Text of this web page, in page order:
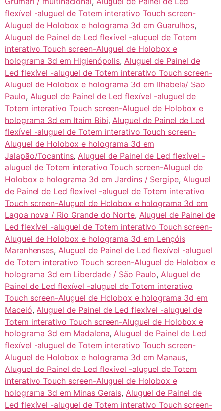
flexível -aluguel de Totem interativo Touch screen-
Aluguel de Holobox e holograma 3d em Guarulhos,
Aluguel de Painel de Led flexível -aluguel de Totem
interativo Touch screen-Aluguel de Holobox e
holograma 3d em Higienópolis, Aluguel de Painel de
Led flexível -aluguel de Totem interativo Touch screen-
Aluguel de Holobox e holograma 3d em Ilhabela/ São
Paulo, Aluguel de Painel de Led flexível -aluguel de
Totem interativo Touch screen-Aluguel de Holobox e
holograma 3d em Itaim Bibi, Aluguel de Painel de Led
flexível -aluguel de Totem interativo Touch screen-
Aluguel de Holobox e holograma 3d em
Jalapão/Tocantins, Aluguel de Painel de Led flexível -
aluguel de Totem interativo Touch screen-Aluguel de
Holobox e holograma 3d em Jardins / Sergipe, Aluguel
de Painel de Led flexível -aluguel de Totem interativo
Touch screen-Aluguel de Holobox e holograma 3d em
Lagoa nova / Rio Grande do Norte, Aluguel de Painel de
Led flexível -aluguel de Totem interativo Touch screen-
Aluguel de Holobox e holograma 3d em Lençóis
Maranhenses, Aluguel de Painel de Led flexível -aluguel
de Totem interativo Touch screen-Aluguel de Holobox e
holograma 3d em Liberdade / São Paulo, Aluguel de
Painel de Led flexível -aluguel de Totem interativo
Touch screen-Aluguel de Holobox e holograma 3d em
Maceió, Aluguel de Painel de Led flexível -aluguel de
Totem interativo Touch screen-Aluguel de Holobox e
holograma 3d em Madalena, Aluguel de Painel de Led
flexível -aluguel de Totem interativo Touch screen-
Aluguel de Holobox e holograma 3d em Manaus,
Aluguel de Painel de Led flexível -aluguel de Totem
interativo Touch screen-Aluguel de Holobox e
holograma 3d em Minas Gerais, Aluguel de Painel de
Led flexível -aluguel de Totem interativo Touch screen-